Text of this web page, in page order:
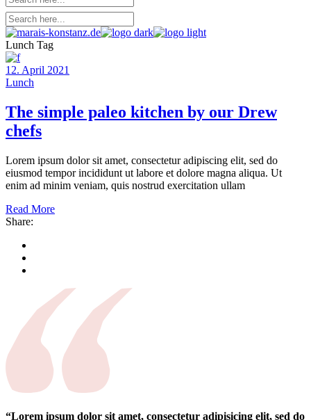
Lunch Tag
12. April 2021
Lunch
The simple paleo kitchen by our Drew
chefs
Lorem ipsum dolor sit amet, consectetur adipiscing elit, sed do
eiusmod tempor incididunt ut labore et dolore magna aliqua. Ut
enim ad minim veniam, quis nostrud exercitation ullam
Read More
Share:
“Lorem ipsum dolor sit amet, consectetur adipisicing elit, sed do